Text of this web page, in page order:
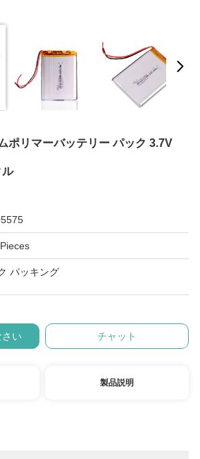
ポリマーバッテリー パック 3.7V
パッキング
さい チャット
製品説明